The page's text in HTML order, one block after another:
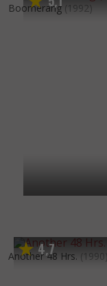
Boomerang (1992)
4,7
Another 48 Hrs. (1990)